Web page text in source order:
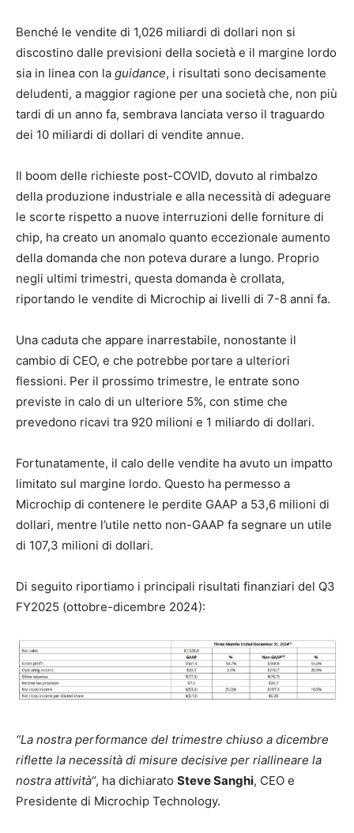
Benché le vendite di 1,026 miliardi di dollari non si
discostino dalle previsioni della società e il margine lordo
sia in linea con la guidance, i risultati sono decisamente
deludenti, a maggior ragione per una società che, non più
tardi di un anno fa, sembrava lanciata verso il traguardo
dei 10 miliardi di dollari di vendite annue.
Il boom delle richieste post-COVID, dovuto al rimbalzo
della produzione industriale e alla necessità di adeguare
le scorte rispetto a nuove interruzioni delle forniture di
chip, ha creato un anomalo quanto eccezionale aumento
della domanda che non poteva durare a lungo. Proprio
negli ultimi trimestri, questa domanda è crollata,
riportando le vendite di Microchip ai livelli di 7-8 anni fa.
Una caduta che appare inarrestabile, nonostante il
cambio di CEO, e che potrebbe portare a ulteriori
flessioni. Per il prossimo trimestre, le entrate sono
previste in calo di un ulteriore 5%, con stime che
prevedono ricavi tra 920 milioni e 1 miliardo di dollari.
Fortunatamente, il calo delle vendite ha avuto un impatto
limitato sul margine lordo. Questo ha permesso a
Microchip di contenere le perdite GAAP a 53,6 milioni di
dollari, mentre l’utile netto non-GAAP fa segnare un utile
di 107,3 milioni di dollari.
Di seguito riportiamo i principali risultati finanziari del Q3
FY2025 (ottobre-dicembre 2024):
“La nostra performance del trimestre chiuso a dicembre
riflette la necessità di misure decisive per riallineare la
nostra attività“, ha dichiarato Steve Sanghi, CEO e
Presidente di Microchip Technology.